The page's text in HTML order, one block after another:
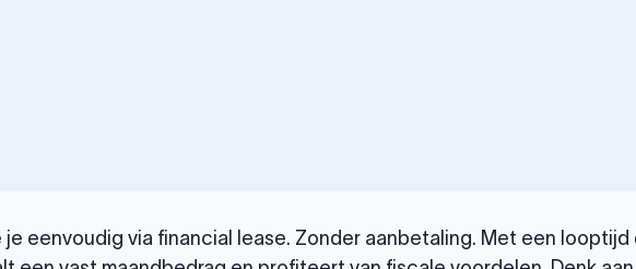
je eenvoudig via financial lease. Zonder aanbetaling. Met een looptijd